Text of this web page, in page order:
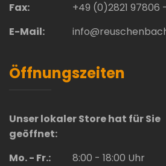
Fax:
+49 (0)2821 97806
E-Mail:
Öffnungszeiten
Unser lokaler Store hat für Sie
geöffnet:
Mo. - Fr.:
8:00 - 18:00 Uhr